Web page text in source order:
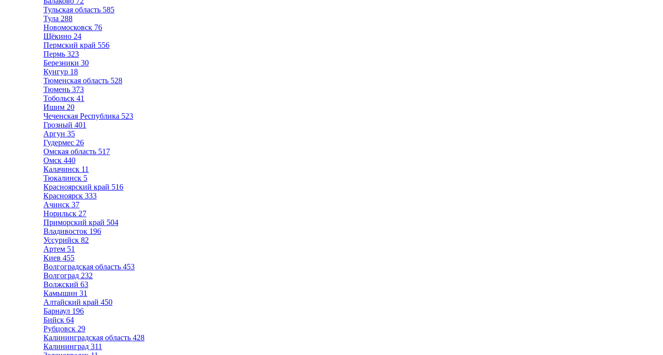
Тульская область 585
Тула 288
Новомосковск 76
Щёкино 24
Пермский край 556
Пермь 323
Березники 30
Кунгур 18
Тюменская область 528
Тюмень 373
Тобольск 41
Ишим 20
Чеченская Республика 523
Грозный 401
Аргун 35
Гудермес 26
Омская область 517
Омск 440
Калачинск 11
Тюкалинск 5
Красноярский край 516
Красноярск 333
Ачинск 37
Норильск 27
Приморский край 504
Владивосток 196
Уссурийск 82
Артем 51
Киев 455
Волгоградская область 453
Волгоград 232
Волжский 63
Камышин 31
Алтайский край 450
Барнаул 196
Бийск 64
Рубцовск 29
Калининградская область 428
Калининград 311